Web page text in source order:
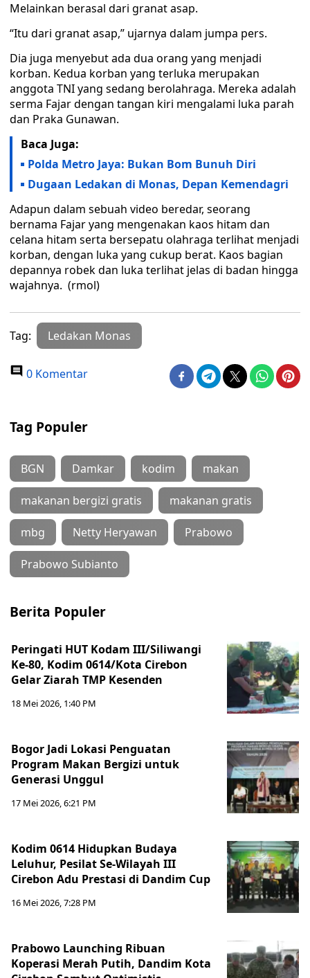
Melainkan berasal dari granat asap.
“Itu dari granat asap,” ujarnya dalam jumpa pers.
Dia juga menyebut ada dua orang yang menjadi
korban. Kedua korban yang terluka merupakan
anggota TNI yang sedang berolahraga. Mereka adalah
serma Fajar dengan tangan kiri mengalami luka parah
dan Praka Gunawan.
Baca Juga:
Polda Metro Jaya: Bukan Bom Bunuh Diri
Dugaan Ledakan di Monas, Depan Kemendagri
Adapun dalam sebuah video beredar, seorang
bernama Fajar yang mengenakan kaos hitam dan
celana hitam serta bersepatu olahraga terlihat menjadi
korban, dengan luka yang cukup berat. Kaos bagian
depannya robek dan luka terlihat jelas di badan hingga
wajahnya. (rmol)
Tag: Ledakan Monas
0 Komentar
Tag Populer
BGN Damkar kodim makan
makanan bergizi gratis makanan gratis
mbg Netty Heryawan Prabowo
Prabowo Subianto
Berita Populer
Peringati HUT Kodam III/Siliwangi
Ke-80, Kodim 0614/Kota Cirebon
Gelar Ziarah TMP Kesenden
18 Mei 2026, 1:40 PM
Bogor Jadi Lokasi Penguatan
Program Makan Bergizi untuk
Generasi Unggul
17 Mei 2026, 6:21 PM
Kodim 0614 Hidupkan Budaya
Leluhur, Pesilat Se-Wilayah III
Cirebon Adu Prestasi di Dandim Cup
16 Mei 2026, 7:28 PM
Prabowo Launching Ribuan
Koperasi Merah Putih, Dandim Kota